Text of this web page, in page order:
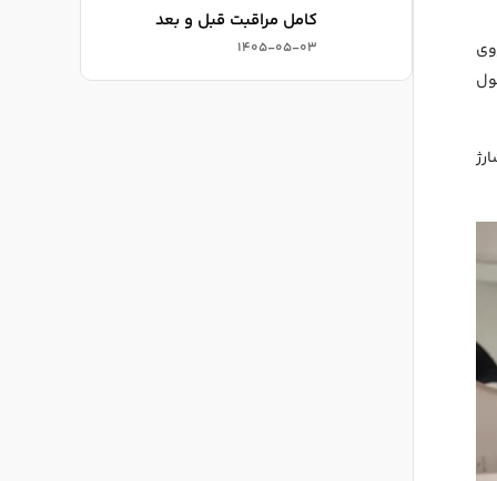
کامل مراقبت قبل و بعد
1405-05-03